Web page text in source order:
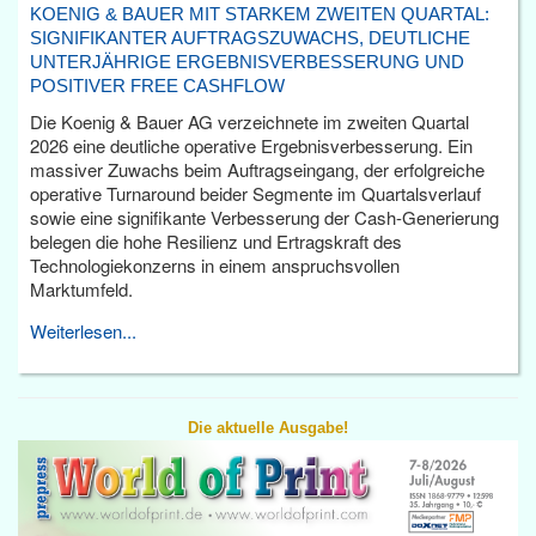
KOENIG & BAUER MIT STARKEM ZWEITEN QUARTAL:
SIGNIFIKANTER AUFTRAGSZUWACHS, DEUTLICHE
UNTERJÄHRIGE ERGEBNISVERBESSERUNG UND
POSITIVER FREE CASHFLOW
Die Koenig & Bauer AG verzeichnete im zweiten Quartal
2026 eine deutliche operative Ergebnisverbesserung. Ein
massiver Zuwachs beim Auftragseingang, der erfolgreiche
operative Turnaround beider Segmente im Quartalsverlauf
sowie eine signifikante Verbesserung der Cash-Generierung
belegen die hohe Resilienz und Ertragskraft des
Technologiekonzerns in einem anspruchsvollen
Marktumfeld.
Weiterlesen...
Die aktuelle Ausgabe!